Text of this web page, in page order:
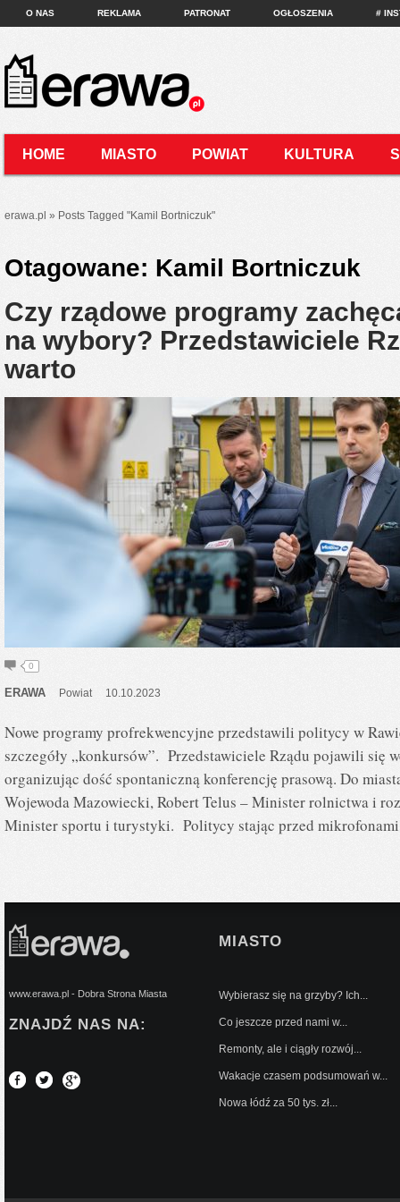
O NAS REKLAMA PATRONAT OGŁOSZENIA #
HOME MIASTO POWIAT KULTURA
erawa.pl » Posts Tagged "Kamil Bortniczuk"
Otagowane: Kamil Bortniczuk
Czy rządowe programy
na wybory? Przedstawiciele
warto
0
ERAWA Powiat 10.10.2023
Nowe programy profrekwencyjne przedstawili politycy w
szczegóły „konkursów”. Przedstawiciele Rządu pojawili się
organizując dość spontaniczną konferencję prasową. Do
Wojewoda Mazowiecki, Robert Telus – Minister rolnictwa i
Minister sportu i turystyki. Politycy stając przed
www.erawa.pl - Dobra Strona Miasta
ZNAJDŹ NAS NA:
MIASTO
Wybierasz się na grzyby? Ich...
Co jeszcze przed nami w...
Remonty, ale i ciągły rozwój...
Wakacje czasem podsumowań w...
Nowa łódź za 50 tys. zł...